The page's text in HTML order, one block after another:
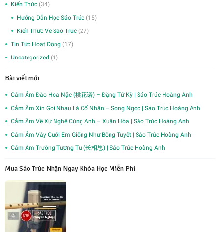
Kiến Thức (34)
Hướng Dẫn Học Sáo Trúc (15)
Kiến Thức Về Sáo Trúc (27)
Tin Tức Hoạt Động (17)
Uncategorized (1)
Bài viết mới
Cảm Âm Đào Hoa Nặc (桃花诺) – Đặng Tử Kỳ | Sáo Trúc Hoàng Anh
Cảm Âm Xin Gọi Nhau Là Cố Nhân – Song Ngọc | Sáo Trúc Hoàng Anh
Cảm Âm Về Xứ Nghệ Cùng Anh – Xuân Hòa | Sáo Trúc Hoàng Anh
Cảm Âm Váy Cưới Em Giống Như Bông Tuyết | Sáo Trúc Hoàng Anh
Cảm Âm Trường Tương Tư (长相思) | Sáo Trúc Hoàng Anh
Mua Sáo Trúc Nhận Ngay Khóa Học Miễn Phí